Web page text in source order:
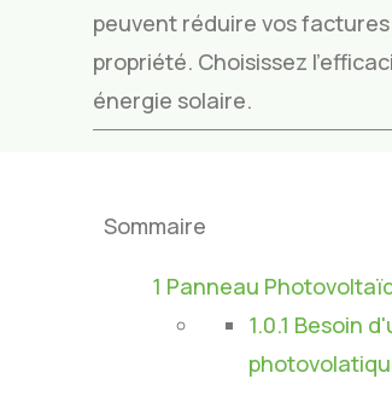
peuvent réduire vos
propriété. Choisissez
énergie solaire.
Sommaire
1 Panneau
1.0.1 Besoin